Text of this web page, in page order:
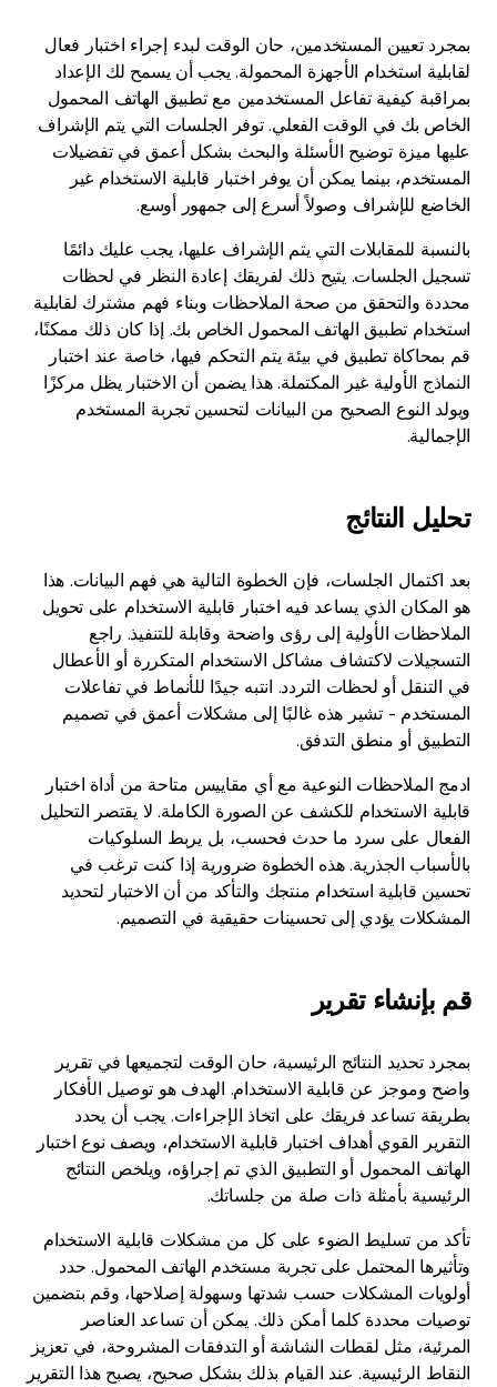
بمجرد تعيين المستخدمين، حان الوقت لبدء إجراء اختبار فعال
لقابلية استخدام الأجهزة المحمولة. يجب أن يسمح لك الإعداد
بمراقبة كيفية تفاعل المستخدمين مع تطبيق الهاتف المحمول
الخاص بك في الوقت الفعلي. توفر الجلسات التي يتم الإشراف
عليها ميزة توضيح الأسئلة والبحث بشكل أعمق في تفضيلات
المستخدم، بينما يمكن أن يوفر اختبار قابلية الاستخدام غير
الخاضع للإشراف وصولاً أسرع إلى جمهور أوسع.
بالنسبة للمقابلات التي يتم الإشراف عليها، يجب عليك دائمًا
تسجيل الجلسات. يتيح ذلك لفريقك إعادة النظر في لحظات
محددة والتحقق من صحة الملاحظات وبناء فهم مشترك لقابلية
استخدام تطبيق الهاتف المحمول الخاص بك. إذا كان ذلك ممكنًا،
قم بمحاكاة تطبيق في بيئة يتم التحكم فيها، خاصة عند اختبار
النماذج الأولية غير المكتملة. هذا يضمن أن الاختبار يظل مركزًا
ويولد النوع الصحيح من البيانات لتحسين تجربة المستخدم
الإجمالية.
تحليل النتائج
بعد اكتمال الجلسات، فإن الخطوة التالية هي فهم البيانات. هذا
هو المكان الذي يساعد فيه اختبار قابلية الاستخدام على تحويل
الملاحظات الأولية إلى رؤى واضحة وقابلة للتنفيذ. راجع
التسجيلات لاكتشاف مشاكل الاستخدام المتكررة أو الأعطال
في التنقل أو لحظات التردد. انتبه جيدًا للأنماط في تفاعلات
المستخدم - تشير هذه غالبًا إلى مشكلات أعمق في تصميم
التطبيق أو منطق التدفق.
ادمج الملاحظات النوعية مع أي مقاييس متاحة من أداة اختبار
قابلية الاستخدام للكشف عن الصورة الكاملة. لا يقتصر التحليل
الفعال على سرد ما حدث فحسب، بل يربط السلوكيات
بالأسباب الجذرية. هذه الخطوة ضرورية إذا كنت ترغب في
تحسين قابلية استخدام منتجك والتأكد من أن الاختبار لتحديد
المشكلات يؤدي إلى تحسينات حقيقية في التصميم.
قم بإنشاء تقرير
بمجرد تحديد النتائج الرئيسية، حان الوقت لتجميعها في تقرير
واضح وموجز عن قابلية الاستخدام. الهدف هو توصيل الأفكار
بطريقة تساعد فريقك على اتخاذ الإجراءات. يجب أن يحدد
التقرير القوي أهداف اختبار قابلية الاستخدام، ويصف نوع اختبار
الهاتف المحمول أو التطبيق الذي تم إجراؤه، ويلخص النتائج
الرئيسية بأمثلة ذات صلة من جلساتك.
تأكد من تسليط الضوء على كل من مشكلات قابلية الاستخدام
وتأثيرها المحتمل على تجربة مستخدم الهاتف المحمول. حدد
أولويات المشكلات حسب شدتها وسهولة إصلاحها، وقم بتضمين
توصيات محددة كلما أمكن ذلك. يمكن أن تساعد العناصر
المرئية، مثل لقطات الشاشة أو التدفقات المشروحة، في تعزيز
النقاط الرئيسية. عند القيام بذلك بشكل صحيح، يصبح هذا التقرير